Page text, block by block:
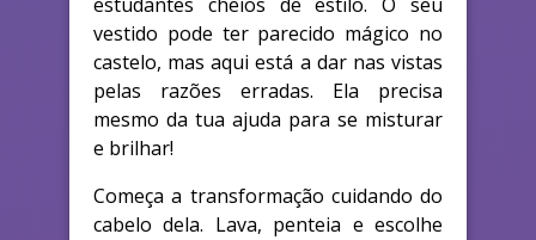
vestido pode ter parecido mágico no
castelo, mas aqui está a dar nas vistas
pelas razões erradas. Ela precisa
mesmo da tua ajuda para se misturar
e brilhar!
Começa a transformação cuidando do
cabelo dela. Lava, penteia e escolhe